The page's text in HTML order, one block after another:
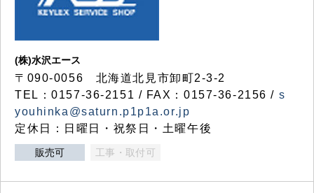
(株)水沢エース
〒090-0056 北海道北見市卸町2-3-2
TEL：0157-36-2151 / FAX：0157-36-2156 / s
youhinka@saturn.p1p1a.or.jp
定休日：日曜日・祝祭日・土曜午後
販売可 工事・取付可